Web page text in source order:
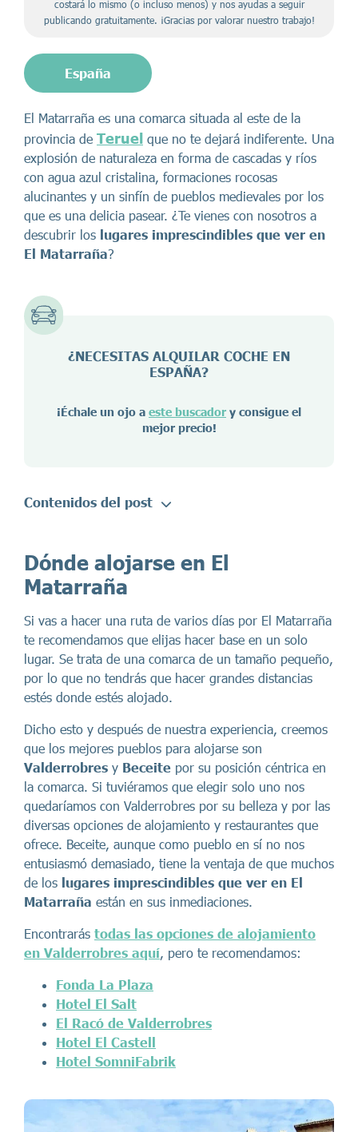
costará lo mismo (o incluso menos) y nos ayudas a seguir
publicando gratuitamente. ¡Gracias por valorar nuestro trabajo!
España
El Matarraña es una comarca situada al este de la
provincia de Teruel que no te dejará indiferente. Una
explosión de naturaleza en forma de cascadas y ríos
con agua azul cristalina, formaciones rocosas
alucinantes y un sinfín de pueblos medievales por los
que es una delicia pasear. ¿Te vienes con nosotros a
descubrir los lugares imprescindibles que ver en
El Matarraña?
¿NECESITAS ALQUILAR COCHE EN
ESPAÑA?
¡Échale un ojo a este buscador y consigue el
mejor precio!
Contenidos del post
Dónde alojarse en El
Matarraña
Si vas a hacer una ruta de varios días por El Matarraña
te recomendamos que elijas hacer base en un solo
lugar. Se trata de una comarca de un tamaño pequeño,
por lo que no tendrás que hacer grandes distancias
estés donde estés alojado.
Dicho esto y después de nuestra experiencia, creemos
que los mejores pueblos para alojarse son
Valderrobres y Beceite por su posición céntrica en
la comarca. Si tuviéramos que elegir solo uno nos
quedaríamos con Valderrobres por su belleza y por las
diversas opciones de alojamiento y restaurantes que
ofrece. Beceite, aunque como pueblo en sí no nos
entusiasmó demasiado, tiene la ventaja de que muchos
de los lugares imprescindibles que ver en El
Matarraña están en sus inmediaciones.
Encontrarás todas las opciones de alojamiento
en Valderrobres aquí, pero te recomendamos:
Fonda La Plaza
Hotel El Salt
El Racó de Valderrobres
Hotel El Castell
Hotel SomniFabrik